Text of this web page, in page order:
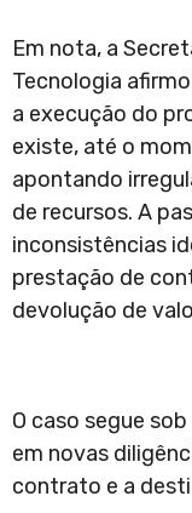
Em nota, a
Tecnologia
a execução do
existe, até o
apontando
de recursos. A
inconsistências
prestação de
devolução de
O caso segue
em novas
contrato e a